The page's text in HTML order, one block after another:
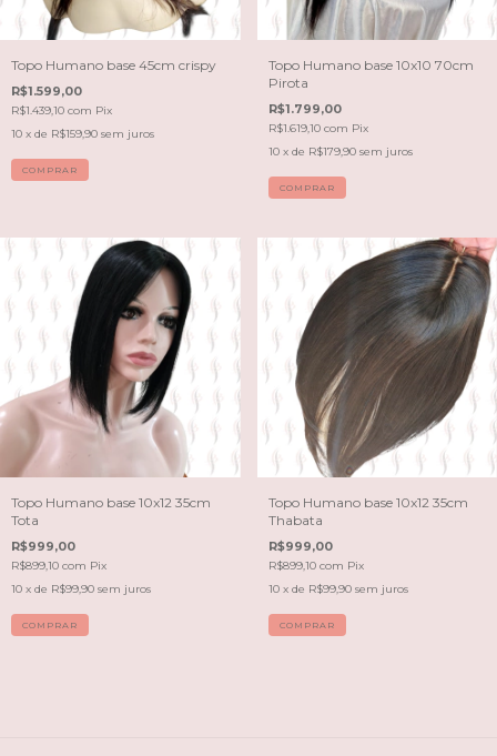
Topo Humano base 45cm crispy
R$1.599,00
R$1.439,10 com Pix
10 x de R$159,90 sem juros
COMPRAR
Topo Humano base 10x10 70cm
Pirota
R$1.799,00
R$1.619,10 com Pix
10 x de R$179,90 sem juros
COMPRAR
Topo Humano base 10x12 35cm
Tota
R$999,00
R$899,10 com Pix
10 x de R$99,90 sem juros
Topo Humano base 10x12 35cm
Thabata
R$999,00
R$899,10 com Pix
10 x de R$99,90 sem juros